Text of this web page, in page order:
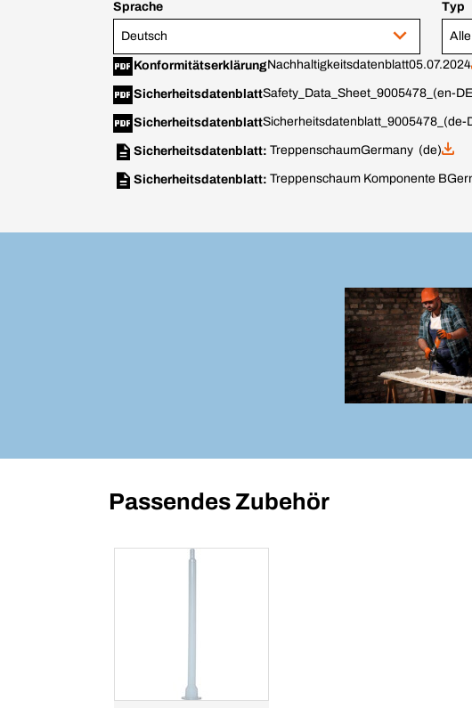
Sprache
Deutsch
Typ
Alle
KonformitätserklärungNachhaltigkeitsdatenblatt05.07.2024
SicherheitsdatenblattSafety_Data_Sheet_9005478_(en-
SicherheitsdatenblattSicherheitsdatenblatt_9005478_(de-
Sicherheitsdatenblatt: TreppenschaumGermany (de)
Sicherheitsdatenblatt: Treppenschaum Komponente B
Passendes Zubehör